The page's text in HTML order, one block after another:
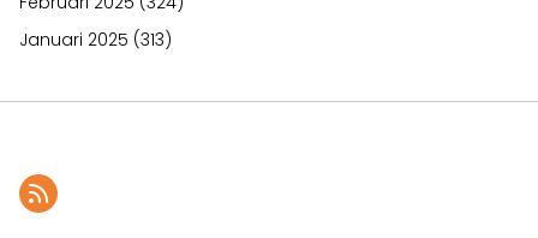
Januari 2025 (313)